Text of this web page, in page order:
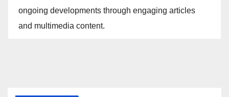
ongoing developments through engaging articles
and multimedia content.